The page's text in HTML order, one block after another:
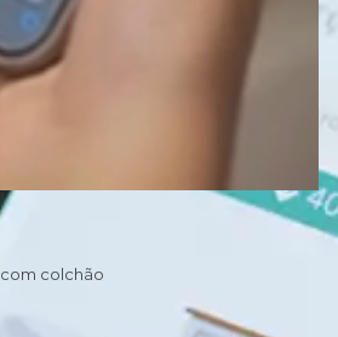
com colchão